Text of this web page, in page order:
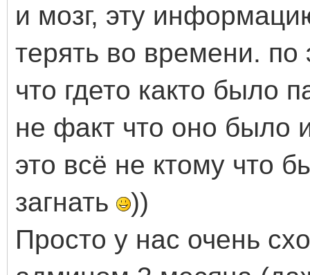
и мозг, эту
терять во времени. по
что гдето както было
не факт что оно было
это всё не ктому что
загнать
))
Просто у нас очень